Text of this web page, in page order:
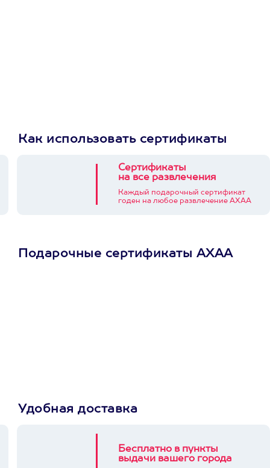
Как использовать сертификаты
Сертификаты
на все развлечения
Каждый подарочный сертификат
годен на любое развлечение АХАА
Подарочные сертификаты АХАА
Удобная доставка
Бесплатно в пункты
выдачи вашего города